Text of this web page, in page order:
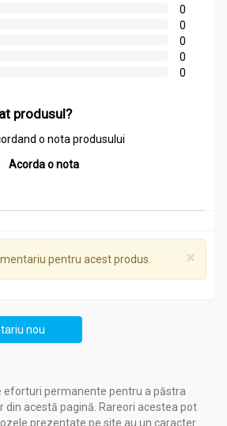
0
0
0
0
0
produsul?
o nota produsului
Acorda o nota
×
pentru acest produs.
nou
eforturi permanente pentru a păstra
acestă pagină. Rareori acestea pot
prezentate pe site au un caracter